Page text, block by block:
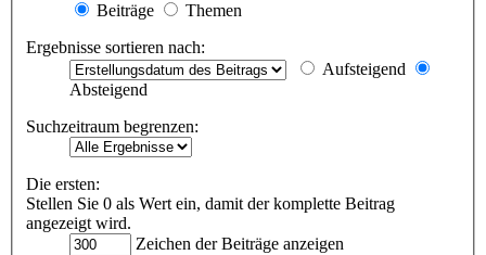
Beiträge
Themen
Ergebnisse sortieren nach:
Aufsteigend
Absteigend
Suchzeitraum begrenzen:
Die ersten:
Stellen Sie 0 als Wert ein, damit der komplette Beitrag
angezeigt wird.
Zeichen der Beiträge anzeigen